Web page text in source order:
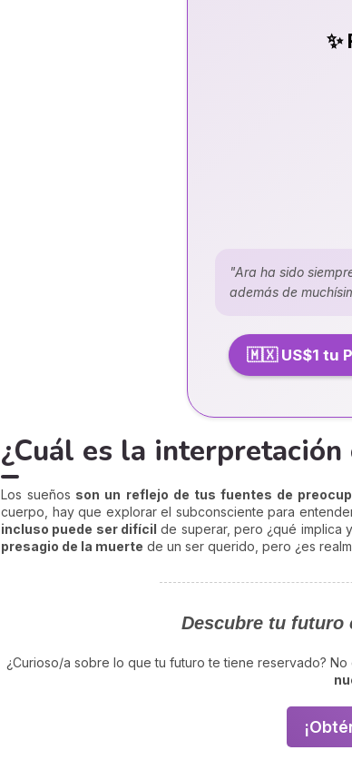
✨
"Ara ha sido
además de
🇲🇽 US$1 tu
¿Cuál es la
Los sueños son un reflejo de tus fuentes de
cuerpo, hay que explorar el subconsciente para
incluso puede ser difícil de superar, pero ¿qué implica
presagio de la muerte de un ser querido, pero ¿es
Descubre tu futuro
¿Curioso/a sobre lo que tu futuro te tiene reservado? No